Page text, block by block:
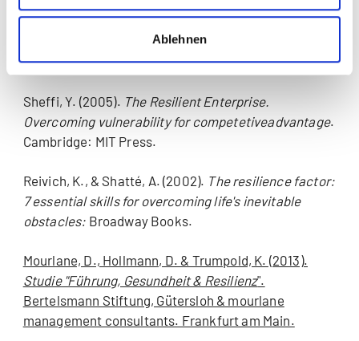
Ablehnen
möglichen Situationen vorbereitet.
Quellen und weiterführende Informationen
Sheffi, Y. (2005). The Resilient Enterprise.
Overcoming vulnerability for competetiveadvantage.
Cambridge: MIT Press.
Reivich, K., & Shatté, A. (2002). The resilience factor:
7 essential skills for overcoming life's inevitable
obstacles: Broadway Books.
Mourlane, D., Hollmann, D. & Trumpold, K. (2013).
Studie "Führung, Gesundheit & Resilienz".
Bertelsmann Stiftung, Gütersloh & mourlane
management consultants. Frankfurt am Main.